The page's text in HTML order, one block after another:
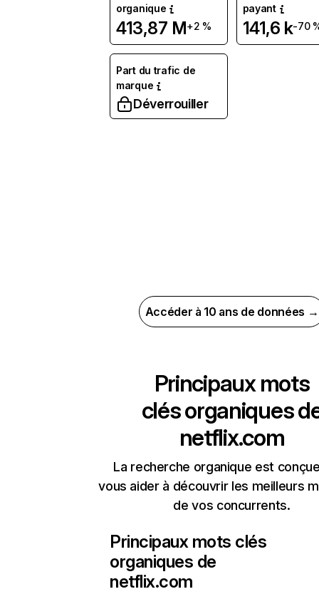
organique
413,87 M+2 %
payant
141,6 k-70
Part du trafic de
marque
Déverrouiller
Accéder à 10 ans de données →
Principaux mots
clés organiques
netflix.com
La recherche organique est
vous aider à découvrir les meilleurs
de vos concurrents.
Principaux mots clés
organiques de
netflix.com